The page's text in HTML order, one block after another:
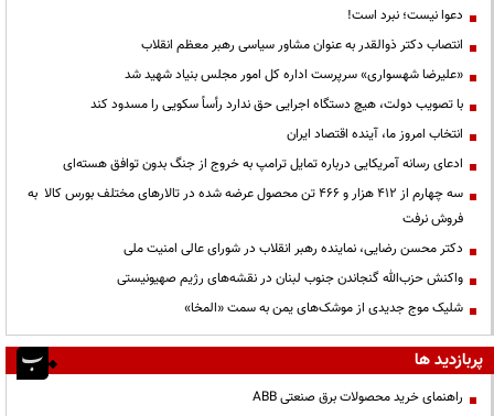
دعوا نیست؛ نبرد است!
انتصاب دکتر ذوالقدر به عنوان مشاور سیاسی رهبر معظم انقلاب
«علیرضا شهسواری» سرپرست اداره کل امور مجلس بنیاد شهید شد
با تصویب دولت، هیچ دستگاه اجرایی حق ندارد رأساً سکویی را مسدود کند
انتخاب امروز ما، آینده اقتصاد ایران
ادعای رسانه آمریکایی درباره تمایل ترامپ به خروج از جنگ بدون توافق هسته‌ای
سه چهارم از ۴۱۲ هزار و ۴۶۶ تن محصول عرضه شده در تالارهای مختلف بورس کالا به
فروش نرفت
دکتر محسن رضایی، نماینده رهبر انقلاب در شورای عالی امنیت ملی
واکنش حزب‌الله گنجاندن جنوب لبنان در نقشه‌های رژیم صهیونیستی
شلیک موج جدیدی از موشک‌های یمن به سمت «المخا»
پربازدید ها
راهنمای خرید محصولات برق صنعتی ABB